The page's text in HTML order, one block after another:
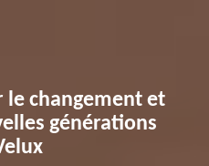
le changement et
générations